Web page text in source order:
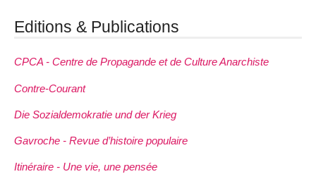
Editions & Publications
CPCA - Centre de Propagande et de Culture Anarchiste
Contre-Courant
Die Sozialdemokratie und der Krieg
Gavroche - Revue d’histoire populaire
Itinéraire - Une vie, une pensée